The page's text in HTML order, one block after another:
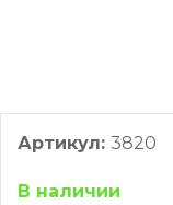
Артикул: 3820
В наличии